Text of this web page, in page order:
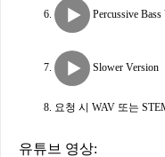
Percussive Bass
Slower Version
요청 시 WAV 또는
유튜브 영상: